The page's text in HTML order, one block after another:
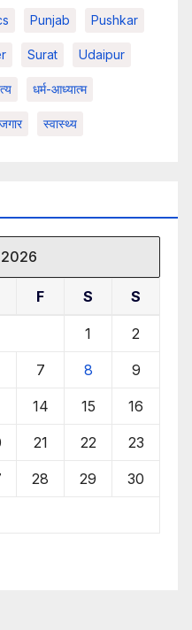
Punjab Pushkar
Surat Udaipur
धर्म-आध्यात्म
स्वास्थ्य
F S S
1 2
7 8 9
14 15 16
21 22 23
28 29 30